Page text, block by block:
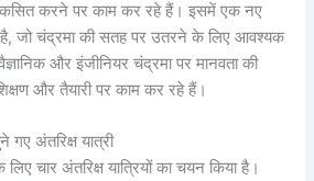
करने पर काम कर रहे हैं। इसमें एक नए
जो चंद्रमा की सतह पर उतरने के लिए आवश्यक
और इंजीनियर चंद्रमा पर मानवता की
और तैयारी पर काम कर रहे हैं।
अंतरिक्ष यात्री
चार अंतरिक्ष यात्रियों का चयन किया है।